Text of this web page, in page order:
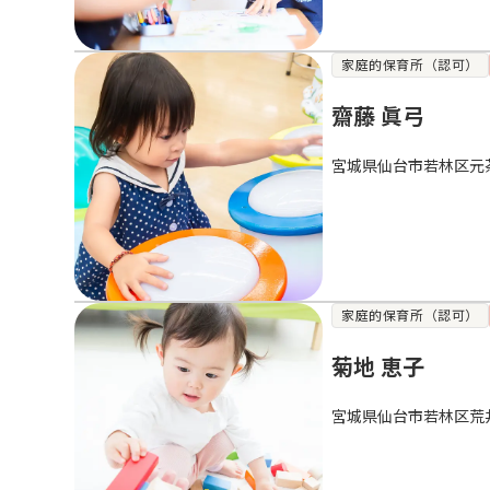
家庭的保育所（認可）
齋藤 眞弓
宮城県仙台市若林区元
家庭的保育所（認可）
菊地 恵子
宮城県仙台市若林区